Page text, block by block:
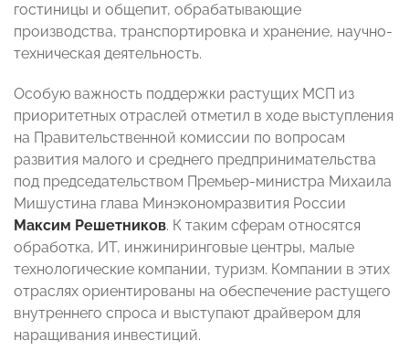
гостиницы и общепит, обрабатывающие
производства, транспортировка и хранение, научно-
техническая деятельность.
Особую важность поддержки растущих МСП из
приоритетных отраслей отметил в ходе выступления
на Правительственной комиссии по вопросам
развития малого и среднего предпринимательства
под председательством Премьер-министра Михаила
Мишустина глава Минэкономразвития России
Максим Решетников. К таким сферам относятся
обработка, ИТ, инжиниринговые центры, малые
технологические компании, туризм. Компании в этих
отраслях ориентированы на обеспечение растущего
внутреннего спроса и выступают драйвером для
наращивания инвестиций.